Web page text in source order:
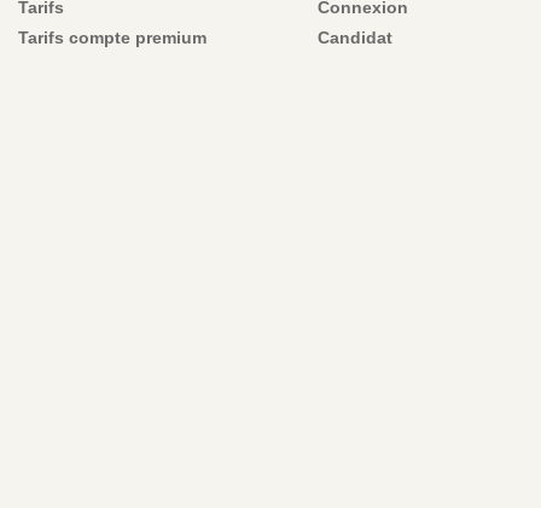
Tarifs
Tarifs compte premium
Connexion
Candidat